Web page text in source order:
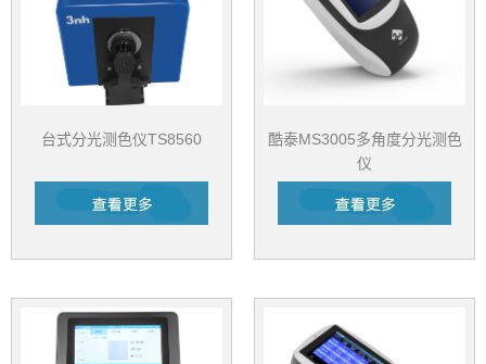
台式分光测色仪TS8560
酷泰MS3005多角度分光测色
仪